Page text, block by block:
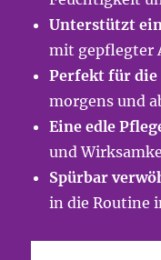
Unterstützt
mit gepflegter
Perfekt für die
morgens und
Eine edle
und
Spürbar
in die Routine